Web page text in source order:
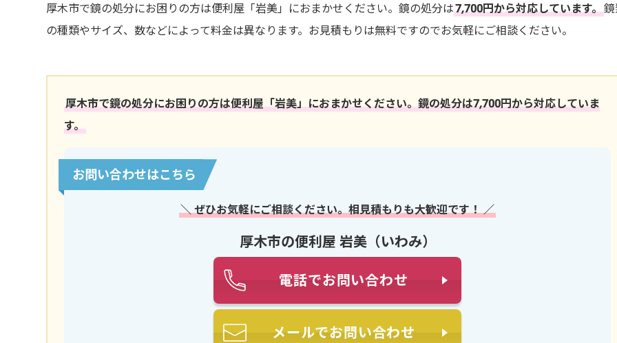
厚木市で鏡の処分にお困りの方は便利屋「岩美」におまかせください。鏡の処分は7,700円から対応しています。
の種類やサイズ、数などによって料金は異なります。お見積もりは無料ですのでお気軽にご相談ください。
厚木市で鏡の処分にお困りの方は便利屋「岩美」におまかせください。鏡の処分は7,700円から対応していま
す。
お問い合わせはこちら
＼ ぜひお気軽にご相談ください。相見積もりも大歓迎です！ ／
厚木市の便利屋 岩美（いわみ）
電話でお問い合わせ
メールでお問い合わせ